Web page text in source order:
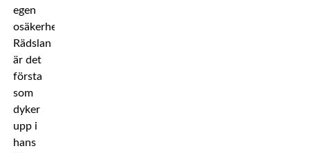
egen
osäkerhet.
Rädslan
är det
första
som
dyker
upp i
hans